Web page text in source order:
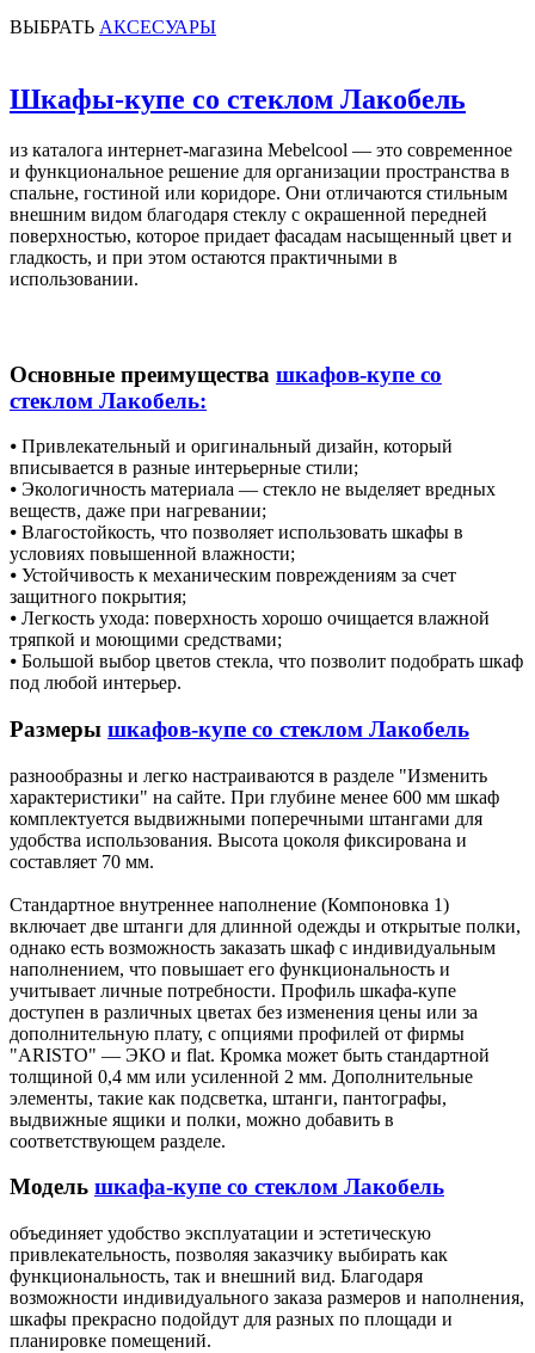
ВЫБРАТЬ АКСЕСУАРЫ
Шкафы-купе со стеклом Лакобель
из каталога интернет-магазина Mebelcool — это современное
и функциональное решение для организации пространства в
спальне, гостиной или коридоре. Они отличаются стильным
внешним видом благодаря стеклу с окрашенной передней
поверхностью, которое придает фасадам насыщенный цвет и
гладкость, и при этом остаются практичными в
использовании.
Основные преимущества шкафов-купе со
стеклом Лакобель:
⦁ Привлекательный и оригинальный дизайн, который
вписывается в разные интерьерные стили;
⦁ Экологичность материала — стекло не выделяет вредных
веществ, даже при нагревании;
⦁ Влагостойкость, что позволяет использовать шкафы в
условиях повышенной влажности;
⦁ Устойчивость к механическим повреждениям за счет
защитного покрытия;
⦁ Легкость ухода: поверхность хорошо очищается влажной
тряпкой и моющими средствами;
⦁ Большой выбор цветов стекла, что позволит подобрать шкаф
под любой интерьер.
Размеры шкафов-купе со стеклом Лакобель
разнообразны и легко настраиваются в разделе "Изменить
характеристики" на сайте. При глубине менее 600 мм шкаф
комплектуется выдвижными поперечными штангами для
удобства использования. Высота цоколя фиксирована и
составляет 70 мм.
Стандартное внутреннее наполнение (Компоновка 1)
включает две штанги для длинной одежды и открытые полки,
однако есть возможность заказать шкаф с индивидуальным
наполнением, что повышает его функциональность и
учитывает личные потребности. Профиль шкафа-купе
доступен в различных цветах без изменения цены или за
дополнительную плату, с опциями профилей от фирмы
"ARISTO" — ЭКО и flat. Кромка может быть стандартной
толщиной 0,4 мм или усиленной 2 мм. Дополнительные
элементы, такие как подсветка, штанги, пантографы,
выдвижные ящики и полки, можно добавить в
соответствующем разделе.
Модель шкафа-купе со стеклом Лакобель
объединяет удобство эксплуатации и эстетическую
привлекательность, позволяя заказчику выбирать как
функциональность, так и внешний вид. Благодаря
возможности индивидуального заказа размеров и наполнения,
шкафы прекрасно подойдут для разных по площади и
планировке помещений.